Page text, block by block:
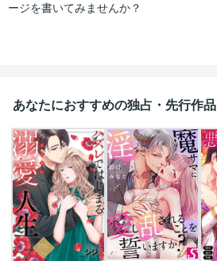
ージを書いてみませんか？
あなたにおすすめの独占・先行作品